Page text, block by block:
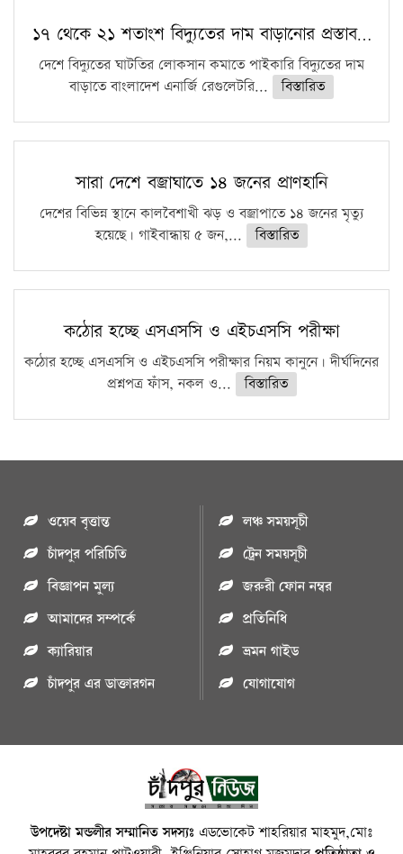
১৭ থেকে ২১ শতাংশ বিদ্যুতের দাম বাড়ানোর প্রস্তাব…
দেশে বিদ্যুতের ঘাটতির লোকসান কমাতে পাইকারি বিদ্যুতের দাম
বাড়াতে বাংলাদেশ এনার্জি রেগুলেটরি...
বিস্তারিত
সারা দেশে বজ্রাঘাতে ১৪ জনের প্রাণহানি
দেশের বিভিন্ন স্থানে কালবৈশাখী ঝড় ও বজ্রাপাতে ১৪ জনের মৃত্যু
হয়েছে। গাইবান্ধায় ৫ জন,...
বিস্তারিত
কঠোর হচ্ছে এসএসসি ও এইচএসসি পরীক্ষা
কঠোর হচ্ছে এসএসসি ও এইচএসসি পরীক্ষার নিয়ম কানুনে। দীর্ঘদিনের
প্রশ্নপত্র ফাঁস, নকল ও...
বিস্তারিত
ওয়েব বৃত্তান্ত
চাঁদপুর পরিচিতি
বিজ্ঞাপন মুল্য
আমাদের সম্পর্কে
ক্যারিয়ার
চাঁদপুর এর ডাক্তারগন
লঞ্চ সময়সূচী
ট্রেন সময়সূচী
জরুরী ফোন নম্বর
প্রতিনিধি
ভ্রমন গাইড
যোগাযোগ
উপদেষ্টা মন্ডলীর সম্মানিত সদস্যঃ এডভোকেট শাহরিয়ার মাহমুদ,মোঃ